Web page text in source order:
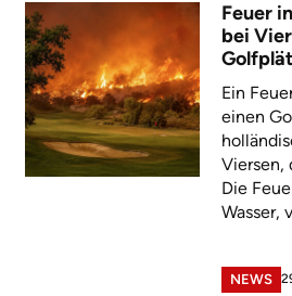
Feuer
bei
Ein
einen
Viersen,
Die
Wasser,
NEWS